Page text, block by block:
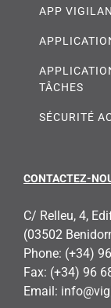
APP
TÂCHES
SÉCURITÉ
CONTACTEZ-
C/ Relleu, 4,
(03502
Phone: (+34)
Fax: (+34) 96
Email: